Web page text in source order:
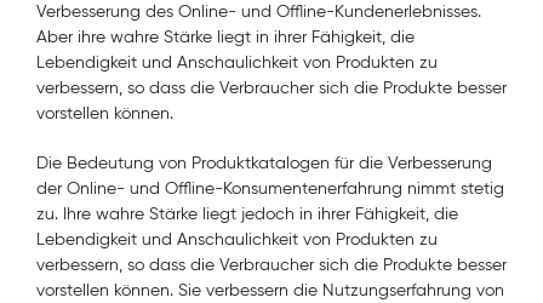
Verbesserung des Online- und Offline-Kundenerlebnisses.
Aber ihre wahre Stärke liegt in ihrer Fähigkeit, die
Lebendigkeit und Anschaulichkeit von Produkten zu
verbessern, so dass die Verbraucher sich die Produkte besser
vorstellen können.
Die Bedeutung von Produktkatalogen für die Verbesserung
der Online- und Offline-Konsumentenerfahrung nimmt stetig
zu. Ihre wahre Stärke liegt jedoch in ihrer Fähigkeit, die
Lebendigkeit und Anschaulichkeit von Produkten zu
verbessern, so dass die Verbraucher sich die Produkte besser
vorstellen können. Sie verbessern die Nutzungserfahrung von